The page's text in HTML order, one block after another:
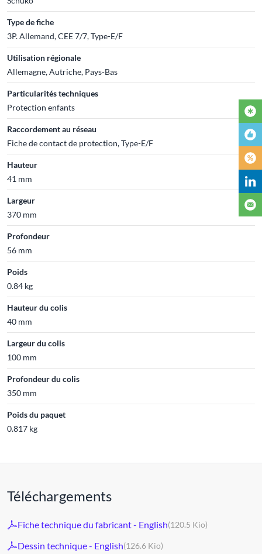
Type de fiche
3P. Allemand, CEE 7/7, Type-E/F
Utilisation régionale
Allemagne, Autriche, Pays-Bas
Particularités techniques
Protection enfants
Raccordement au réseau
Fiche de contact de protection, Type-E/F
Hauteur
41 mm
Largeur
370 mm
Profondeur
56 mm
Poids
0.84 kg
Hauteur du colis
40 mm
Largeur du colis
100 mm
Profondeur du colis
350 mm
Poids du paquet
0.817 kg
Téléchargements
Fiche technique du fabricant - English(120.5 Kio)
Dessin technique - English(126.6 Kio)